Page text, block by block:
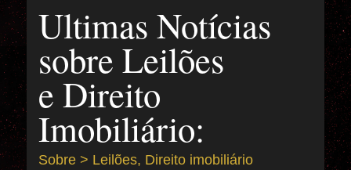
Ultimas Notícias
sobre Leilões
e Direito
Imobiliário:
Sobre > Leilões, Direito imobiliário